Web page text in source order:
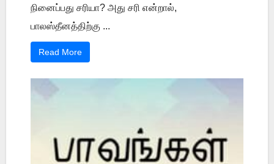
நினைப்பது சரியா? அது சரி என்றால்,
பாலஸ்தீனத்திற்கு ...
Read More